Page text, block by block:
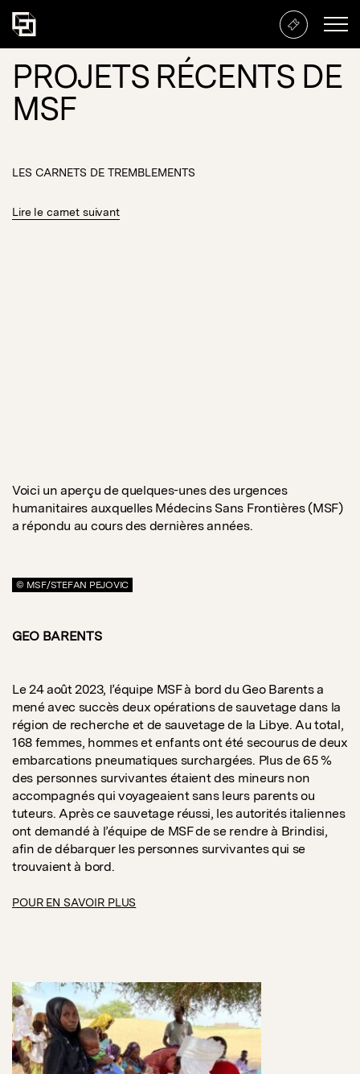
PROJETS RÉCENTS DE
MSF
LES CARNETS DE TREMBLEMENTS
Lire le carnet suivant
Voici un aperçu de quelques-unes des urgences
humanitaires auxquelles Médecins Sans Frontières (MSF)
a répondu au cours des dernières années.
© MSF/STEFAN PEJOVIC
GEO BARENTS
Le 24 août 2023, l’équipe MSF à bord du Geo Barents a
mené avec succès deux opérations de sauvetage dans la
région de recherche et de sauvetage de la Libye. Au total,
168 femmes, hommes et enfants ont été secourus de deux
embarcations pneumatiques surchargées. Plus de 65 %
des personnes survivantes étaient des mineurs non
accompagnés qui voyageaient sans leurs parents ou
tuteurs. Après ce sauvetage réussi, les autorités italiennes
ont demandé à l’équipe de MSF de se rendre à Brindisi,
afin de débarquer les personnes survivantes qui se
trouvaient à bord.
POUR EN SAVOIR PLUS